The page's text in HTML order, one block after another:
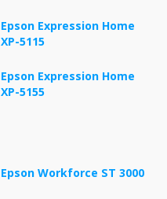
Epson Expression Home
XP-5115
Epson Expression Home
XP-5155
Epson Workforce ST 3000